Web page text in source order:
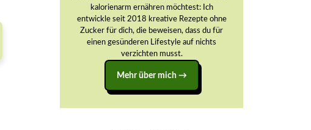
kalorienarm ernähren möchtest: Ich
entwickle seit 2018 kreative Rezepte ohne
Zucker für dich, die beweisen, dass du für
einen gesünderen Lifestyle auf nichts
verzichten musst.
Mehr über mich →